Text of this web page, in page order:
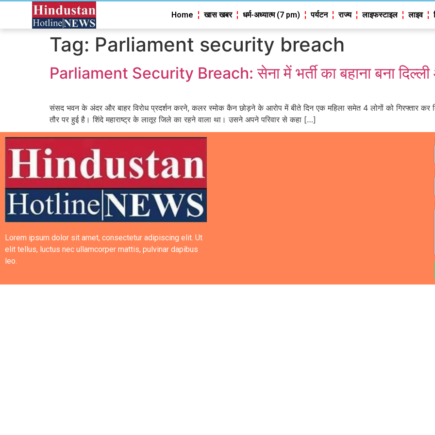
Home खास खबर धर्म-अध्यात्म (7 pm) पर्यटन राज्य लाइफस्टाइल लाइव
Tag: Parliament security breach
Parliament Security Breach: सेना में भर्ती का बहाना बना दिल्ली
संसद भवन के अंदर और बाहर विरोध प्रदर्शन करने, कलर स्मोक कैन छोड़ने के आरोप में बीते दिन एक महिला समेत 4 लोगों को गिरफ्तार कर
तौर पर हुई है। शिंदे महाराष्ट्र के लातूर जिले का रहने वाला था। उसने अपने परिवार से कहा […]
Lorem ipsum dolor sit amet, consectetur adipiscing elit. Ut
elit tellus, luctus nec ullamcorper mattis, pulvinar dapibus
leo.